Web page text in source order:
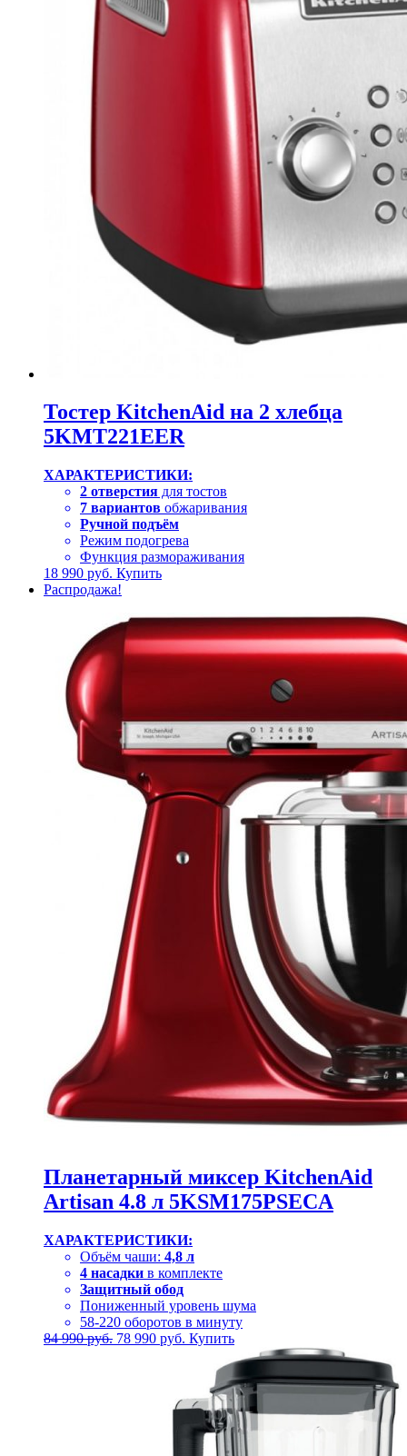
Тостер KitchenAid на 2 хлебца
5KMT221EER
ХАРАКТЕРИСТИКИ:
2 отверстия для тостов
7 вариантов обжаривания
Ручной подъём
Режим подогрева
Функция размораживания
18 990 руб. Купить
Распродажа!
Планетарный миксер KitchenAid
Artisan 4.8 л 5KSM175PSECA
ХАРАКТЕРИСТИКИ:
Объём чаши: 4,8 л
4 насадки в комплекте
Защитный обод
Пониженный уровень шума
58-220 оборотов в минуту
84 990руб. Первоначальная
78 990 руб. Текущая
990 руб..
Купить